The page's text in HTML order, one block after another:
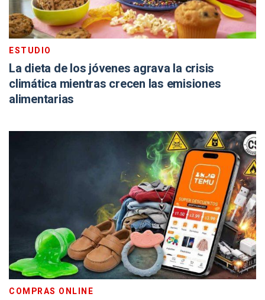
ESTUDIO
La dieta de los jóvenes agrava la crisis
climática mientras crecen las emisiones
alimentarias
COMPRAS ONLINE